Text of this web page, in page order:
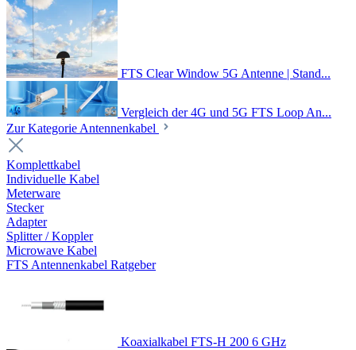
FTS Clear Window 5G Antenne | Stand...
Vergleich der 4G und 5G FTS Loop An...
Zur Kategorie Antennenkabel
Komplettkabel
Individuelle Kabel
Meterware
Stecker
Adapter
Splitter / Koppler
Microwave Kabel
FTS Antennenkabel Ratgeber
Koaxialkabel FTS-H 200 6 GHz